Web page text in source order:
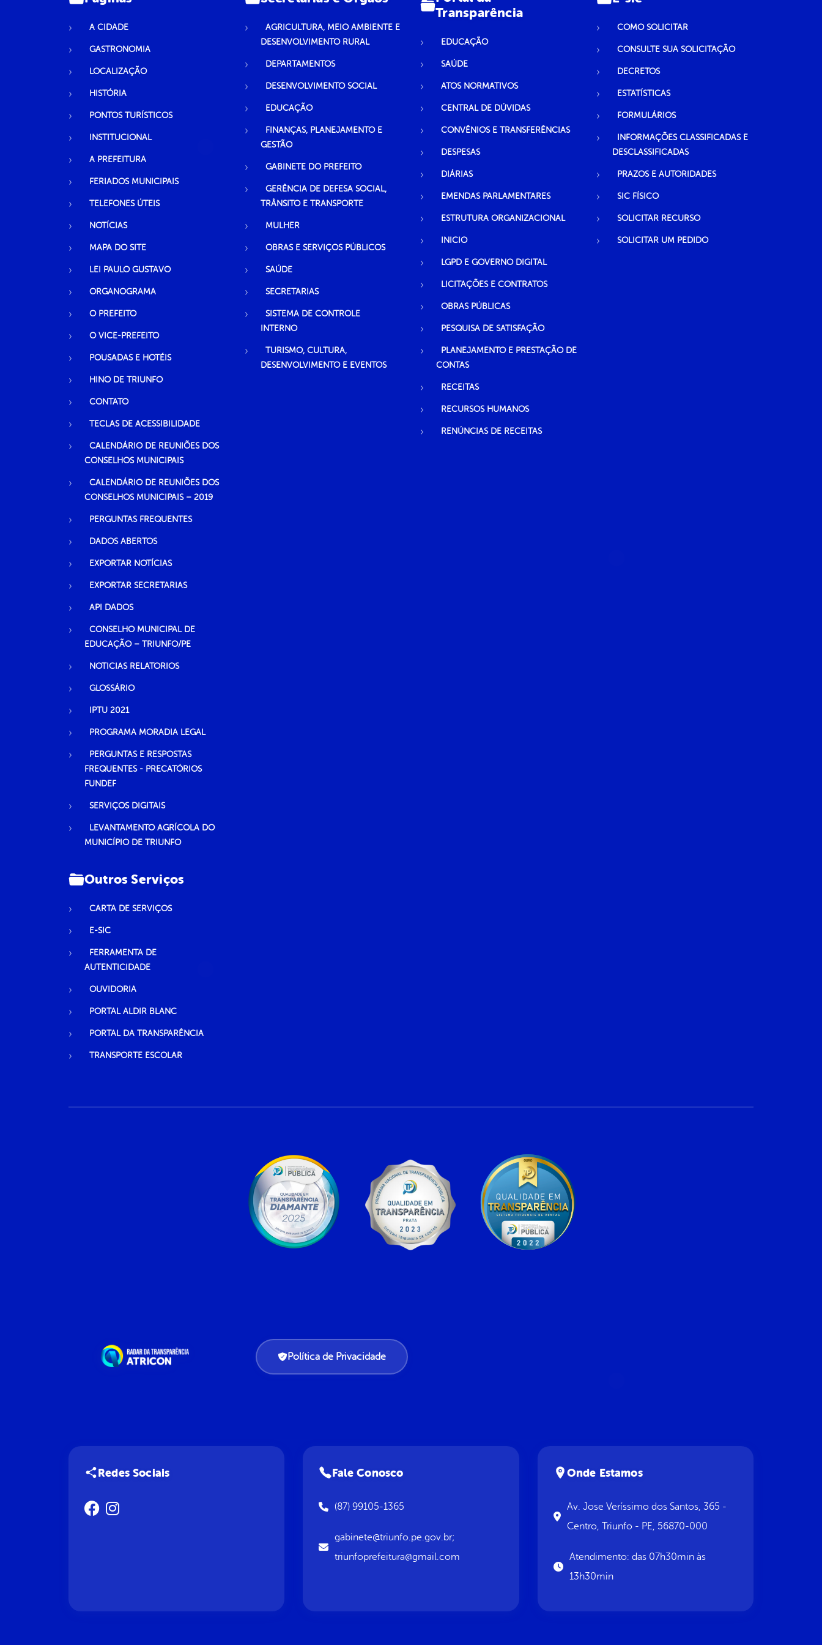
A CIDADE
GASTRONOMIA
LOCALIZAÇÃO
HISTÓRIA
PONTOS TURÍSTICOS
INSTITUCIONAL
A PREFEITURA
FERIADOS MUNICIPAIS
TELEFONES ÚTEIS
NOTÍCIAS
MAPA DO SITE
LEI PAULO GUSTAVO
ORGANOGRAMA
O PREFEITO
O VICE-PREFEITO
POUSADAS E HOTÉIS
HINO DE TRIUNFO
CONTATO
TECLAS DE ACESSIBILIDADE
CALENDÁRIO DE REUNIÕES DOS
CONSELHOS MUNICIPAIS
CALENDÁRIO DE REUNIÕES DOS
CONSELHOS MUNICIPAIS – 2019
PERGUNTAS FREQUENTES
DADOS ABERTOS
EXPORTAR NOTÍCIAS
EXPORTAR SECRETARIAS
API DADOS
CONSELHO MUNICIPAL DE
EDUCAÇÃO – TRIUNFO/PE
NOTICIAS RELATORIOS
GLOSSÁRIO
IPTU 2021
PROGRAMA MORADIA LEGAL
PERGUNTAS E RESPOSTAS
FREQUENTES - PRECATÓRIOS
FUNDEF
SERVIÇOS DIGITAIS
LEVANTAMENTO AGRÍCOLA DO
MUNICÍPIO DE TRIUNFO
AGRICULTURA, MEIO AMBIENTE E
DESENVOLVIMENTO RURAL
DEPARTAMENTOS
DESENVOLVIMENTO SOCIAL
EDUCAÇÃO
FINANÇAS, PLANEJAMENTO E
GESTÃO
GABINETE DO PREFEITO
GERÊNCIA DE DEFESA SOCIAL,
TRÂNSITO E TRANSPORTE
MULHER
OBRAS E SERVIÇOS PÚBLICOS
SAÚDE
SECRETARIAS
SISTEMA DE CONTROLE
INTERNO
TURISMO, CULTURA,
DESENVOLVIMENTO E EVENTOS
Transparência
EDUCAÇÃO
SAÚDE
ATOS NORMATIVOS
CENTRAL DE DÚVIDAS
CONVÊNIOS E TRANSFERÊNCIAS
DESPESAS
DIÁRIAS
EMENDAS PARLAMENTARES
ESTRUTURA ORGANIZACIONAL
INICIO
LGPD E GOVERNO DIGITAL
LICITAÇÕES E CONTRATOS
OBRAS PÚBLICAS
PESQUISA DE SATISFAÇÃO
PLANEJAMENTO E PRESTAÇÃO DE
CONTAS
RECEITAS
RECURSOS HUMANOS
RENÚNCIAS DE RECEITAS
COMO SOLICITAR
CONSULTE SUA SOLICITAÇÃO
DECRETOS
ESTATÍSTICAS
FORMULÁRIOS
INFORMAÇÕES CLASSIFICADAS E
DESCLASSIFICADAS
PRAZOS E AUTORIDADES
SIC FÍSICO
SOLICITAR RECURSO
SOLICITAR UM PEDIDO
Outros Serviços
CARTA DE SERVIÇOS
E-SIC
FERRAMENTA DE
AUTENTICIDADE
OUVIDORIA
PORTAL ALDIR BLANC
PORTAL DA TRANSPARÊNCIA
TRANSPORTE ESCOLAR
Política de Privacidade
Redes Sociais Fale Conosco
(87) 99105-1365
gabinete@triunfo.pe.gov.br;
triunfoprefeitura@gmail.com
Onde Estamos
Av. Jose Veríssimo dos Santos, 365 -
Centro, Triunfo - PE, 56870-000
Atendimento: das 07h30min às
13h30min